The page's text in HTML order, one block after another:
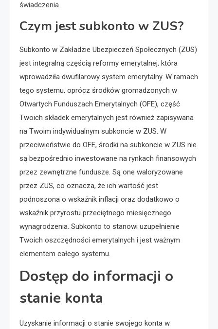
świadczenia.
Czym jest subkonto w ZUS?
Subkonto w Zakładzie Ubezpieczeń Społecznych (ZUS)
jest integralną częścią reformy emerytalnej, która
wprowadziła dwufilarowy system emerytalny. W ramach
tego systemu, oprócz środków gromadzonych w
Otwartych Funduszach Emerytalnych (OFE), część
Twoich składek emerytalnych jest również zapisywana
na Twoim indywidualnym subkoncie w ZUS. W
przeciwieństwie do OFE, środki na subkoncie w ZUS nie
są bezpośrednio inwestowane na rynkach finansowych
przez zewnętrzne fundusze. Są one waloryzowane
przez ZUS, co oznacza, że ich wartość jest
podnoszona o wskaźnik inflacji oraz dodatkowo o
wskaźnik przyrostu przeciętnego miesięcznego
wynagrodzenia. Subkonto to stanowi uzupełnienie
Twoich oszczędności emerytalnych i jest ważnym
elementem całego systemu.
Dostęp do informacji o
stanie konta
Uzyskanie informacji o stanie swojego konta w